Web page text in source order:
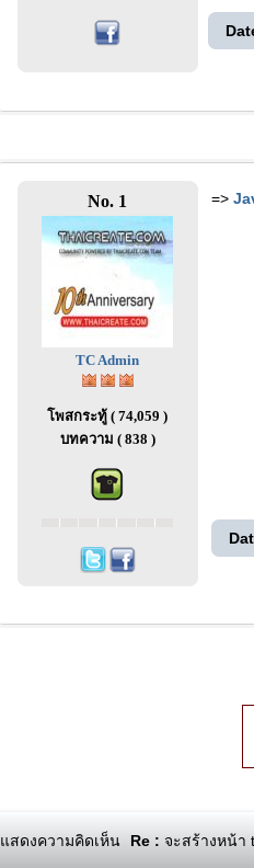
No. 1
TC Admin
โพสกระทู้ ( 74,059 )
บทความ ( 838 )
=>
แสดงความคิดเห็น Re : จะสร้างหน้า